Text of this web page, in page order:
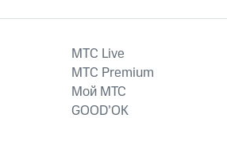
MTС Live
MTС Premium
Мой МТС
GOOD’OK